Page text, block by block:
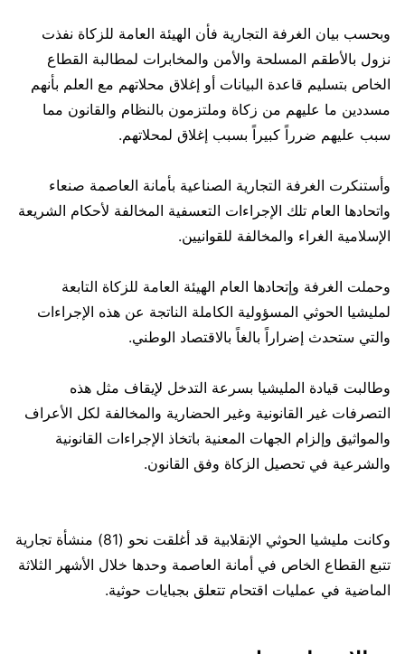
وبحسب بيان الغرفة التجارية فأن الهيئة العامة للزكاة نفذت
نزول بالأطقم المسلحة والأمن والمخابرات لمطالبة القطاع
الخاص بتسليم قاعدة البيانات أو إغلاق محلاتهم مع العلم بأنهم
مسددين ما عليهم من زكاة وملتزمون بالنظام والقانون مما
سبب عليهم ضرراً كبيراً بسبب إغلاق لمحلاتهم.
وأستنكرت الغرفة التجارية الصناعية بأمانة العاصمة صنعاء
واتحادها العام تلك الإجراءات التعسفية المخالفة لأحكام الشريعة
الإسلامية الغراء والمخالفة للقوانيين.
وحملت الغرفة وإتحادها العام الهيئة العامة للزكاة التابعة
لمليشيا الحوثي المسؤولية الكاملة الناتجة عن هذه الإجراءات
والتي ستحدث إضراراً بالغاً بالاقتصاد الوطني.
وطالبت قيادة المليشيا بسرعة التدخل لإيقاف مثل هذه
التصرفات غير القانونية وغير الحضارية والمخالفة لكل الأعراف
والمواثيق وإلزام الجهات المعنية باتخاذ الإجراءات القانونية
والشرعية في تحصيل الزكاة وفق القانون.
وكانت مليشيا الحوثي الإنقلابية قد أغلقت نحو (81) منشأة تجارية
تتبع القطاع الخاص في أمانة العاصمة وحدها خلال الأشهر الثلاثة
الماضية في عمليات اقتحام تتعلق بجبايات حوثية.